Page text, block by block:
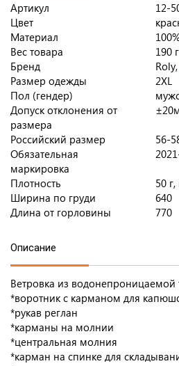
Артикул
12-
Цвет
Материал
Вес товара
190
Бренд
Roly,
Размер одежды
2XL
Пол (гендер)
Допуск отклонения от
размера
Российский размер
56-
Обязательная
маркировка
Плотность
50
Ширина по груди
640
Длина от горловины
770
Описание
Ветровка из водонепроницаемой
*воротник с карманом для
*рукав реглан
*карманы на молнии
*центральная молния
*карман на спинке для